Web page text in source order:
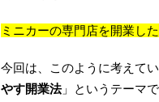
ミニカーの専門店を開業し
今回は、このように考えて
やす開業法」というテーマ